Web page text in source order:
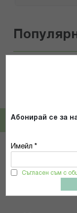
Абонирай се за
Имейл *
Съгласен съм с